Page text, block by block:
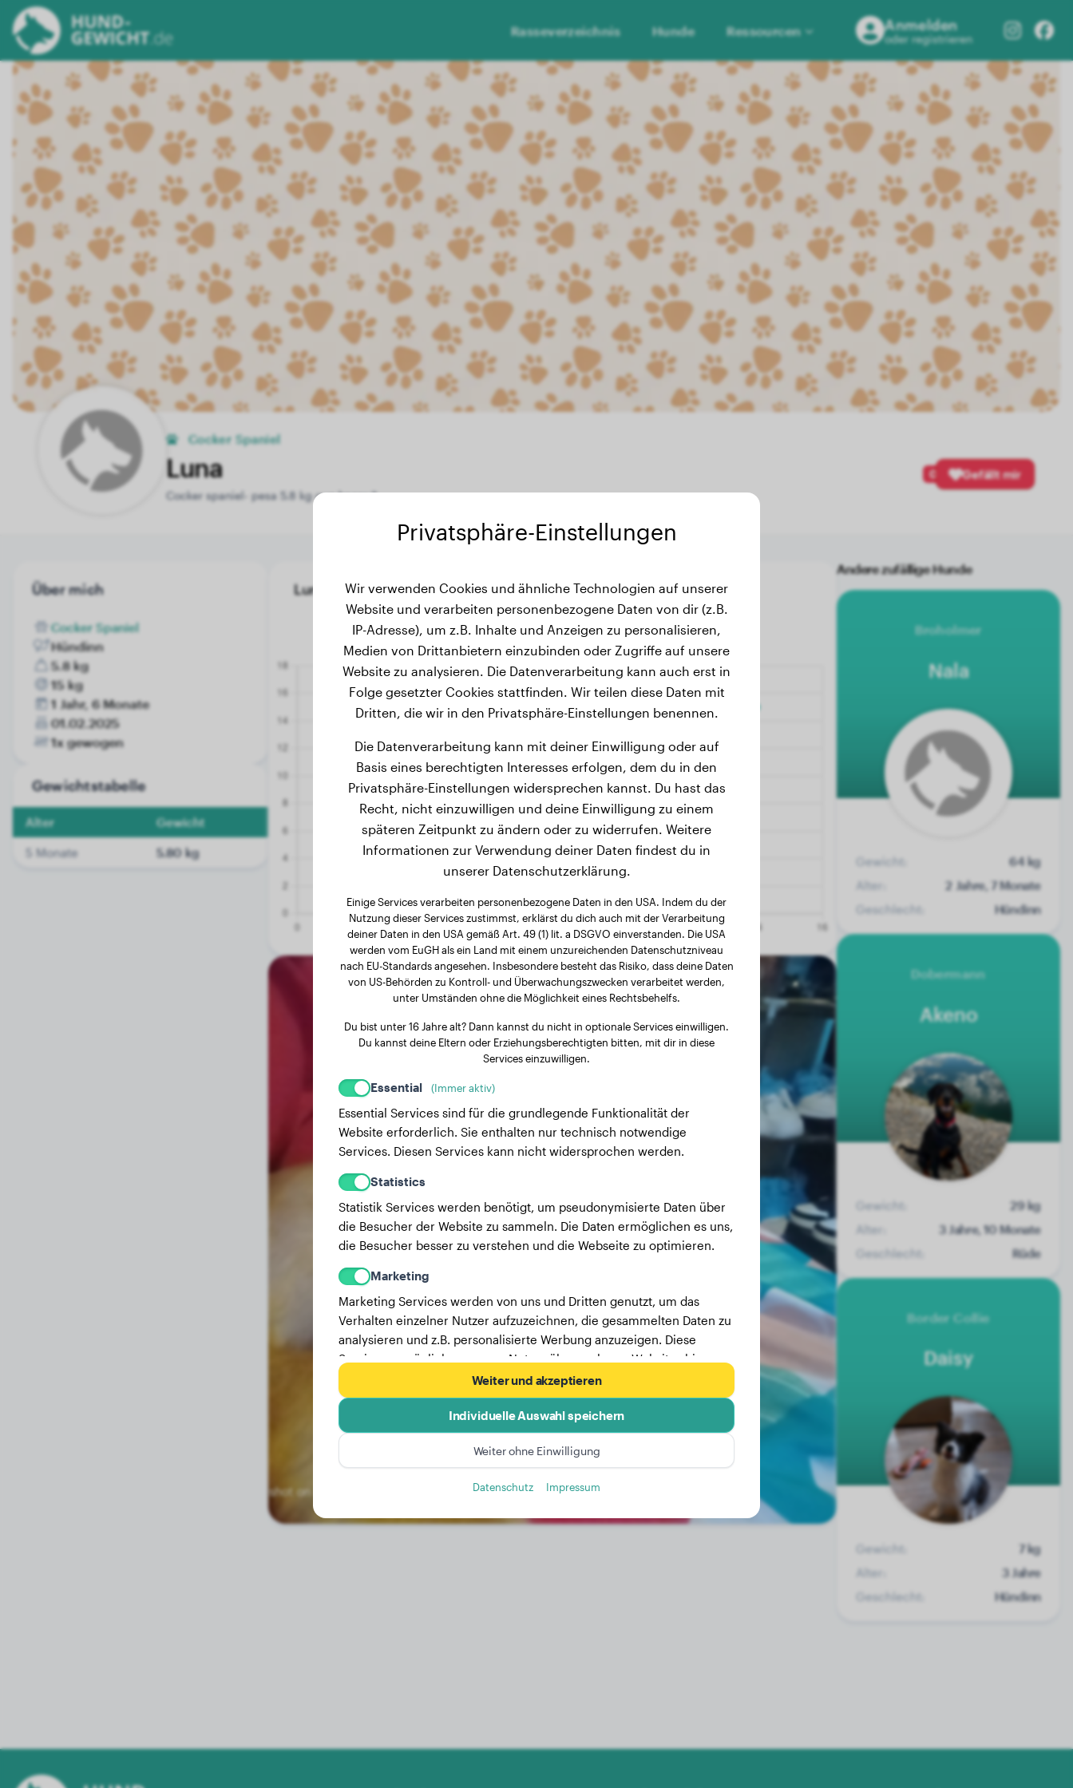
Rasseverzeichnis Hunde Ressourcen Anmelden
oder registrieren
Cocker Spaniel
Luna
Cocker spaniel- pesa 5.8 kg que hacer ?
0 Gefällt mir
Über mich
Cocker Spaniel
Hündinn
5.8 kg
15 kg
1 Jahr, 6 Monate
01.02.2025
1x gewogen
Gewichtstabelle
Alter Gewicht
5 Monate 5.80 kg
Luna's Gewichtsverlauf
Andere zufällige Hunde
Broholmer
Nala
Gewicht:
64 kg
Alter:
2 Jahre, 7 Monate
Geschlecht:
Hündinn
Dobermann
Akeno
Gewicht:
29 kg
Alter:
3 Jahre, 10 Monate
Geschlecht:
Rüde
Border Collie
Daisy
Gewicht:
7 kg
Alter:
3 Jahre
Geschlecht:
Hündinn
Privatsphäre-Einstellungen
Wir verwenden Cookies und ähnliche Technologien auf unserer
Website und verarbeiten personenbezogene Daten von dir (z.B.
IP-Adresse), um z.B. Inhalte und Anzeigen zu personalisieren,
Medien von Drittanbietern einzubinden oder Zugriffe auf unsere
Website zu analysieren. Die Datenverarbeitung kann auch erst in
Folge gesetzter Cookies stattfinden. Wir teilen diese Daten mit
Dritten, die wir in den Privatsphäre-Einstellungen benennen.
Die Datenverarbeitung kann mit deiner Einwilligung oder auf
Basis eines berechtigten Interesses erfolgen, dem du in den
Privatsphäre-Einstellungen widersprechen kannst. Du hast das
Recht, nicht einzuwilligen und deine Einwilligung zu einem
späteren Zeitpunkt zu ändern oder zu widerrufen. Weitere
Informationen zur Verwendung deiner Daten findest du in
unserer Datenschutzerklärung.
Einige Services verarbeiten personenbezogene Daten in den USA. Indem du der
Nutzung dieser Services zustimmst, erklärst du dich auch mit der Verarbeitung
deiner Daten in den USA gemäß Art. 49 (1) lit. a DSGVO einverstanden. Die USA
werden vom EuGH als ein Land mit einem unzureichenden Datenschutzniveau
nach EU-Standards angesehen. Insbesondere besteht das Risiko, dass deine Daten
von US-Behörden zu Kontroll- und Überwachungszwecken verarbeitet werden,
unter Umständen ohne die Möglichkeit eines Rechtsbehelfs.
Du bist unter 16 Jahre alt? Dann kannst du nicht in optionale Services einwilligen.
Du kannst deine Eltern oder Erziehungsberechtigten bitten, mit dir in diese
Services einzuwilligen.
Essential (Immer aktiv)
Essential Services sind für die grundlegende Funktionalität der
Website erforderlich. Sie enthalten nur technisch notwendige
Services. Diesen Services kann nicht widersprochen werden.
Statistics
Statistik Services werden benötigt, um pseudonymisierte Daten über
die Besucher der Website zu sammeln. Die Daten ermöglichen es uns,
die Besucher besser zu verstehen und die Webseite zu optimieren.
Marketing
Marketing Services werden von uns und Dritten genutzt, um das
Verhalten einzelner Nutzer aufzuzeichnen, die gesammelten Daten zu
analysieren und z.B. personalisierte Werbung anzuzeigen. Diese
Services ermöglichen es uns, Nutzer über mehrere Websites hinweg
Hier findest du eine Liste unserer Werbepartner.
Mehr Informationen in unserer Datenschutzerklärung
Weiter und akzeptieren
Individuelle Auswahl speichern
Weiter ohne Einwilligung
Datenschutz Impressum